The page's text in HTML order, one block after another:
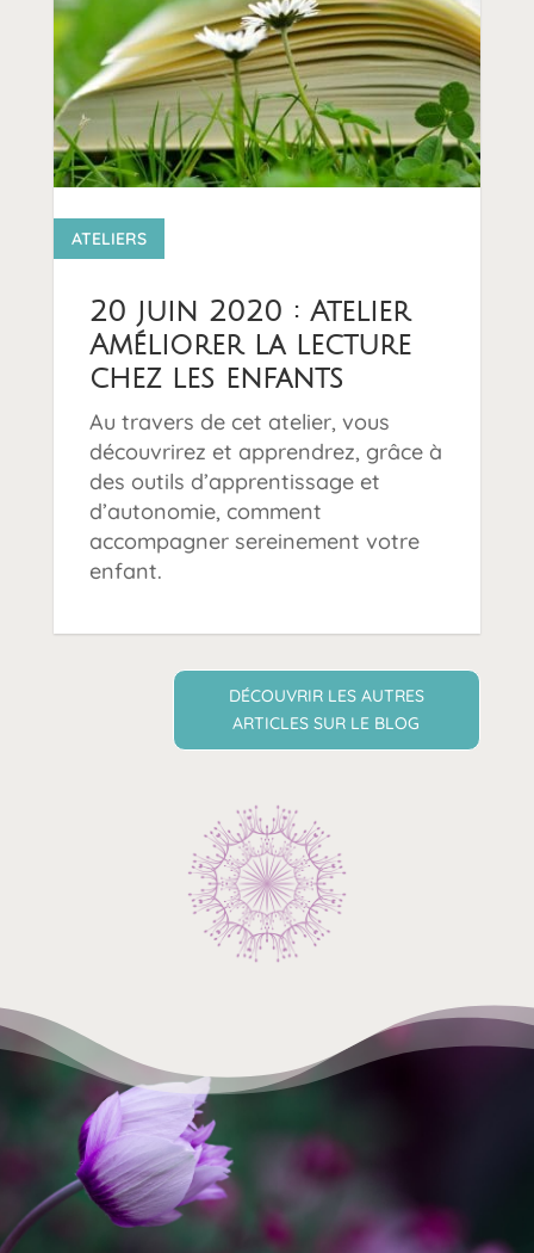
20 juin 2020 : Atelier
Améliorer la lecture
chez les enfants
ATELIERS
Au travers de cet atelier, vous
découvrirez et apprendrez, grâce à
des outils d’apprentissage et
d’autonomie, comment
accompagner sereinement votre
enfant.
9 0
DÉCOUVRIR LES AUTRES
ARTICLES SUR LE BLOG